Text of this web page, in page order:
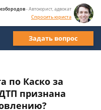
- Автоюрист, адвокат
Спросить юриста
Задать вопрос
по Каско за
признана